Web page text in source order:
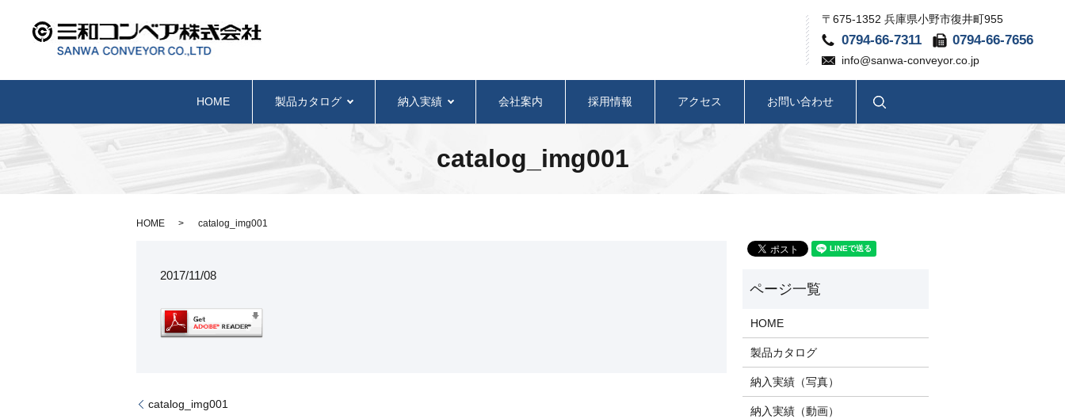
〒675-1352 兵庫県小野市復井町955
0794-66-7311 0794-66-7656
info@sanwa-conveyor.co.jp
HOME 製品カタログ 納入実績 会社案内 採用情報 アクセス お問い合わせ
catalog_img001
HOME catalog_img001
2017/11/08
catalog_img001
HOME
製品カタログ
納入実績（写真）
納入実績（動画）